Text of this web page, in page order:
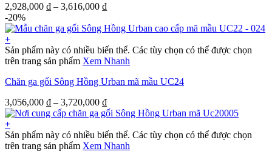
2,928,000 ₫ – 3,616,000 ₫
-20%
+
Sản phẩm này có nhiều biến thể. Các tùy chọn có thể được chọn
trên trang sản phẩm Xem Nhanh
Chăn ga gối Sông Hồng Urban mã mầu UC24
3,056,000 ₫ – 3,720,000 ₫
+
Sản phẩm này có nhiều biến thể. Các tùy chọn có thể được chọn
trên trang sản phẩm Xem Nhanh